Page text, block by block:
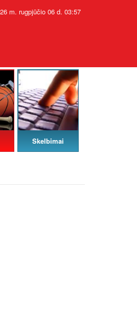
m. rugpjūčio 06 d. 03:57
Skelbimai